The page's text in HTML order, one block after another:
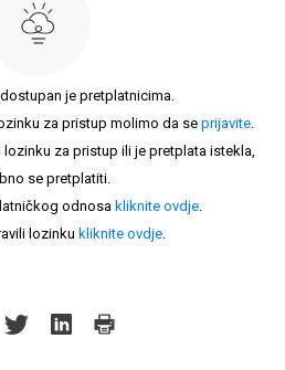
je pretplatnicima.
za pristup molimo da se prijavite.
za pristup ili je pretplata istekla,
se pretplatiti.
odnosa kliknite ovdje.
lozinku kliknite ovdje.